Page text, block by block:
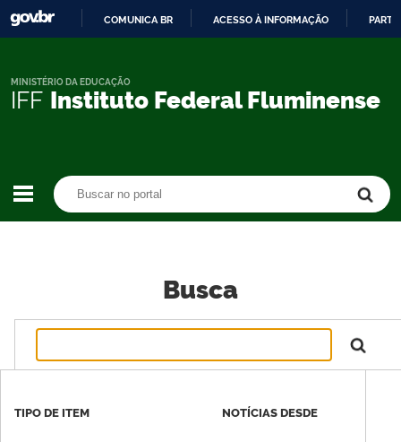
CONTEÚDO
COMUNICA BR ACESSO À INFORMAÇÃO
IFF Instituto Federal Fluminense
MINISTÉRIO DA EDUCAÇÃO
Busca
TIPO DE ITEM NOTÍCIAS DESDE